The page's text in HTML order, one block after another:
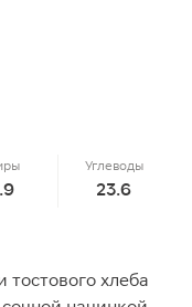
Углеводы
23.6
хлеба